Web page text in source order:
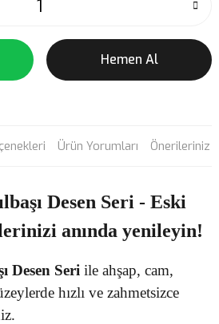
Hemen Al
Ürün Yorumları Önerileriniz
Desen Seri - Eski
anında yenileyin!
Desen Seri ile ahşap, cam,
hızlı ve zahmetsizce